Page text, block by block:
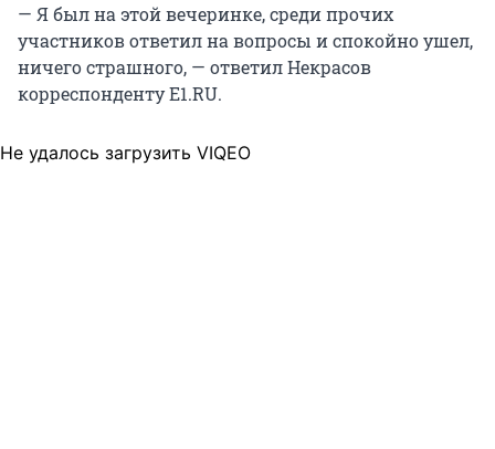
— Я был на этой вечеринке, среди прочих
участников ответил на вопросы и спокойно ушел,
ничего страшного, — ответил Некрасов
корреспонденту E1.RU.
Не удалось загрузить VIQEO